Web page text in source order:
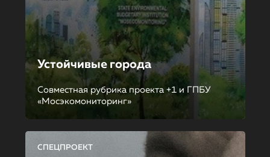
Устойчивые города
Совместная рубрика проекта +1 и ГПБУ
«Мосэкомониторинг»
СПЕЦПРОЕКТ